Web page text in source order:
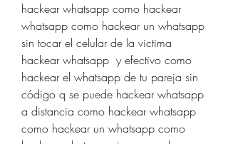
hackear whatsapp como hackear
whatsapp como hackear un whatsapp
sin tocar el celular de la victima
hackear whatsapp  y efectivo como
hackear el whatsapp de tu pareja sin
código q se puede hackear whatsapp
a distancia como hackear whatsapp
como hackear un whatsapp como